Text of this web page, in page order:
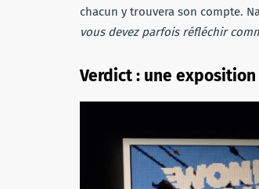
chacun y trouvera son compte.
vous devez parfois réfléchir
Verdict : une